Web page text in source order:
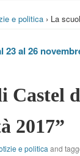
e politica› La
23 al 26
Castel
2017”
e politica and